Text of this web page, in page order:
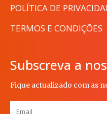
POLÍTICA DE
TERMOS E CONDIÇÕES
Subscreva a
Fique actualizado com as